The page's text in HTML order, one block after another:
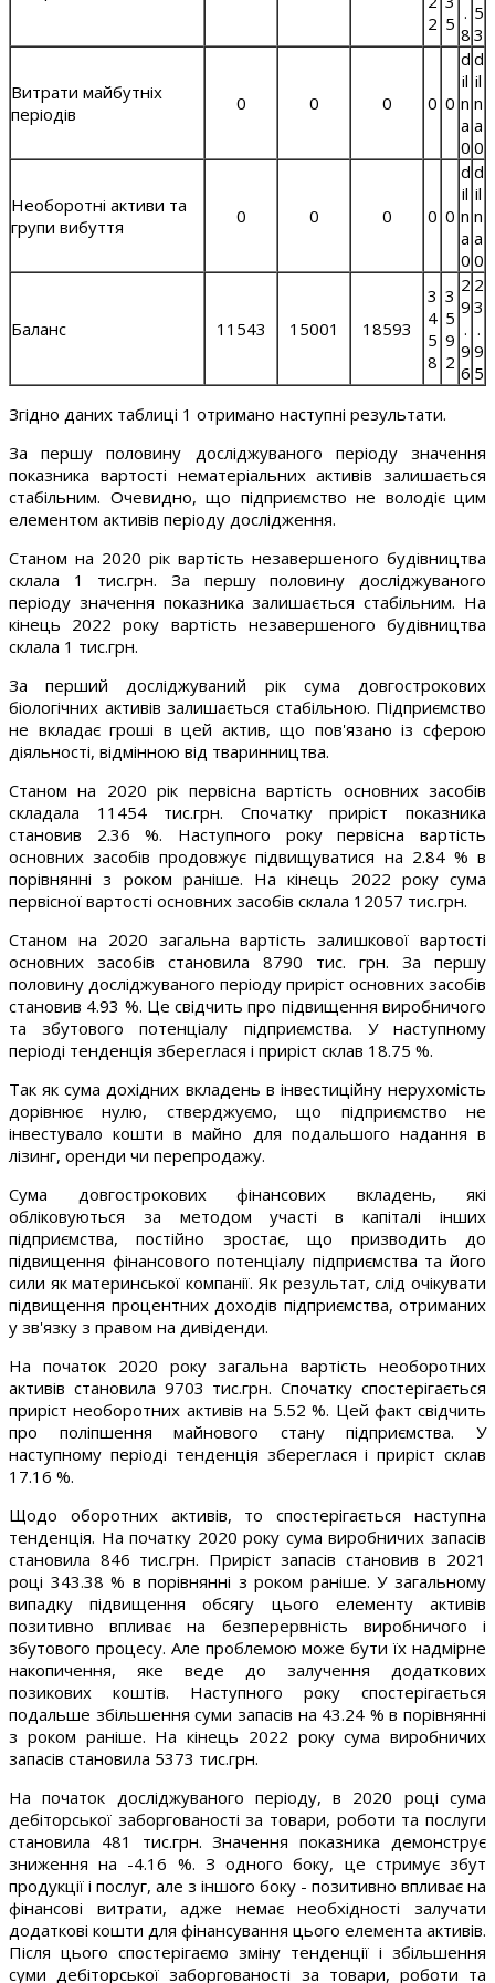
2 5 .
8
5
3
Витрати майбутніх
періодів
0 0 0 0 0
d
il
n
a
0
d
il
n
a
0
Необоротні активи та
групи вибуття
0 0 0 0 0
d
il
n
a
0
d
il
n
a
0
Баланс 11543 15001 18593
3
4
5
8
3
5
9
2
2
9
.
9
6
2
3
.
9
5
Згідно даних таблиці 1 отримано наступні результати.
За першу половину досліджуваного періоду значення
показника вартості нематеріальних активів залишається
стабільним. Очевидно, що підприємство не володіє цим
елементом активів періоду дослідження.
Станом на 2020 рік вартість незавершеного будівництва
склала 1 тис.грн. За першу половину досліджуваного
періоду значення показника залишається стабільним. На
кінець 2022 року вартість незавершеного будівництва
склала 1 тис.грн.
За перший досліджуваний рік сума довгострокових
біологічних активів залишається стабільною. Підприємство
не вкладає гроші в цей актив, що пов'язано із сферою
діяльності, відмінною від тваринництва.
Станом на 2020 рік первісна вартість основних засобів
складала 11454 тис.грн. Спочатку приріст показника
становив 2.36 %. Наступного року первісна вартість
основних засобів продовжує підвищуватися на 2.84 % в
порівнянні з роком раніше. На кінець 2022 року сума
первісної вартості основних засобів склала 12057 тис.грн.
Станом на 2020 загальна вартість залишкової вартості
основних засобів становила 8790 тис. грн. За першу
половину досліджуваного періоду приріст основних засобів
становив 4.93 %. Це свідчить про підвищення виробничого
та збутового потенціалу підприємства. У наступному
періоді тенденція збереглася і приріст склав 18.75 %.
Так як сума дохідних вкладень в інвестиційну нерухомість
дорівнює нулю, стверджуємо, що підприємство не
інвестувало кошти в майно для подальшого надання в
лізинг, оренди чи перепродажу.
Сума довгострокових фінансових вкладень, які
обліковуються за методом участі в капіталі інших
підприємства, постійно зростає, що призводить до
підвищення фінансового потенціалу підприємства та його
сили як материнської компанії. Як результат, слід очікувати
підвищення процентних доходів підприємства, отриманих
у зв'язку з правом на дивіденди.
На початок 2020 року загальна вартість необоротних
активів становила 9703 тис.грн. Спочатку спостерігається
приріст необоротних активів на 5.52 %. Цей факт свідчить
про поліпшення майнового стану підприємства. У
наступному періоді тенденція збереглася і приріст склав
17.16 %.
Щодо оборотних активів, то спостерігається наступна
тенденція. На початку 2020 року сума виробничих запасів
становила 846 тис.грн. Приріст запасів становив в 2021
році 343.38 % в порівнянні з роком раніше. У загальному
випадку підвищення обсягу цього елементу активів
позитивно впливає на безперервність виробничого і
збутового процесу. Але проблемою може бути їх надмірне
накопичення, яке веде до залучення додаткових
позикових коштів. Наступного року спостерігається
подальше збільшення суми запасів на 43.24 % в порівнянні
з роком раніше. На кінець 2022 року сума виробничих
запасів становила 5373 тис.грн.
На початок досліджуваного періоду, в 2020 році сума
дебіторської заборгованості за товари, роботи та послуги
становила 481 тис.грн. Значення показника демонструє
зниження на -4.16 %. З одного боку, це стримує збут
продукції і послуг, але з іншого боку - позитивно впливає на
фінансові витрати, адже немає необхідності залучати
додаткові кошти для фінансування цього елемента активів.
Після цього спостерігаємо зміну тенденції і збільшення
суми дебіторської заборгованості за товари, роботи та